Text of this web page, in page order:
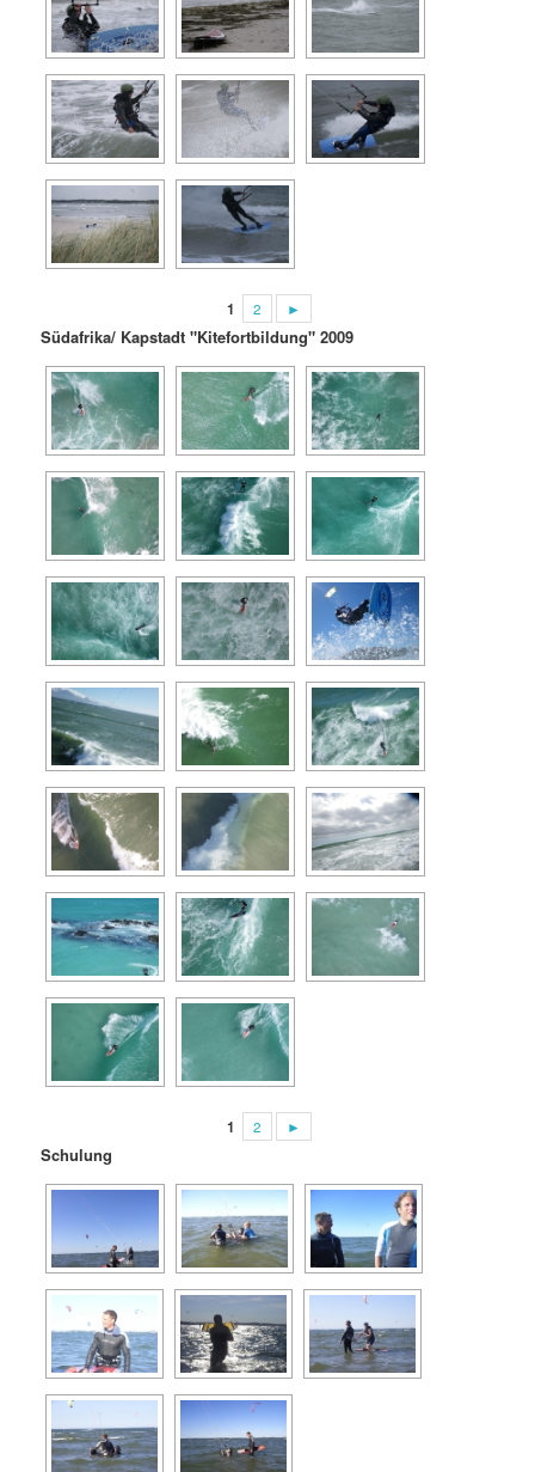
1 2 ►
Südafrika/ Kapstadt "Kitefortbildung" 2009
1 2 ►
Schulung